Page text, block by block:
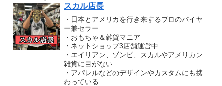
スカル店長
・日本とアメリカを行き来するプロのバイヤ
ー兼セラー
・おもちゃ＆雑貨マニア
・ネットショップ3店舗運営中
・エイリアン、ゾンビ、スカルやアメリカン
雑貨に目がない
・アパレルなどのデザインやカスタムにも携
わっている